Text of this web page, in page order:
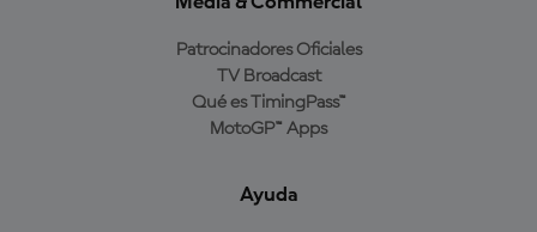
Patrocinadores Oficiales
TV Broadcast
Qué es TimingPass™
MotoGP™ Apps
Ayuda